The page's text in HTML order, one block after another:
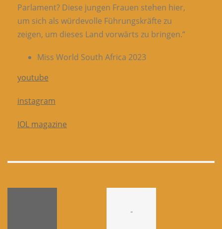
Parlament? Diese jungen Frauen stehen hier,
um sich als würdevolle Führungskräfte zu
zeigen, um dieses Land vorwärts zu bringen.“
Miss World South Africa 2023
youtube
instagram
IOL magazine
-